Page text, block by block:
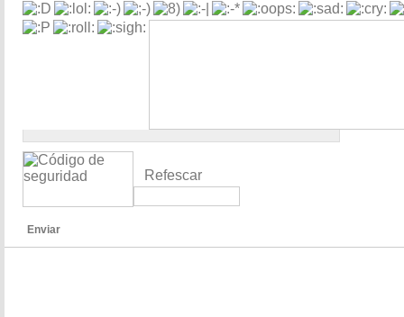
Refescar
Enviar